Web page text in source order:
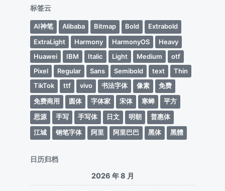
标签云
AI神笔 Alibaba Bitmap Bold
Extrabold
ExtraLight
Harmony HarmonyOS
Heavy
Huawei
IBM Italic Light Medium
otf
Pixel
Regular Sans Semibold text
Thin
TikTok
ttf vivo 书法字体 像素
免费
免费商用
圆体 字体家 宋体 寒蝉
平方
思源
手写 手写体 日文 明朝
普惠体
江城
钢笔字体 阿里 阿里巴巴 黑体 黑體
日历归档
2026 年 8 月